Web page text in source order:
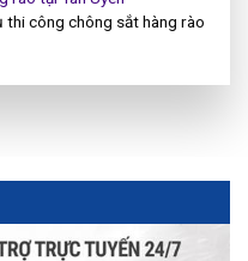
công chông sắt hàng rào